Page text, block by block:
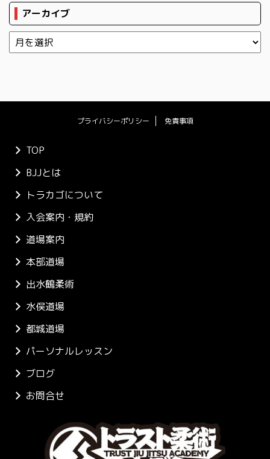
アーカイブ
プライバシーポリシー 免責事項
TOP
BJJとは
トラカゴについて
入会案内・規約
道場案内
本部道場
出水鶴柔術
水俣道場
都城道場
パーソナルレッスン
ブログ
お問合せ